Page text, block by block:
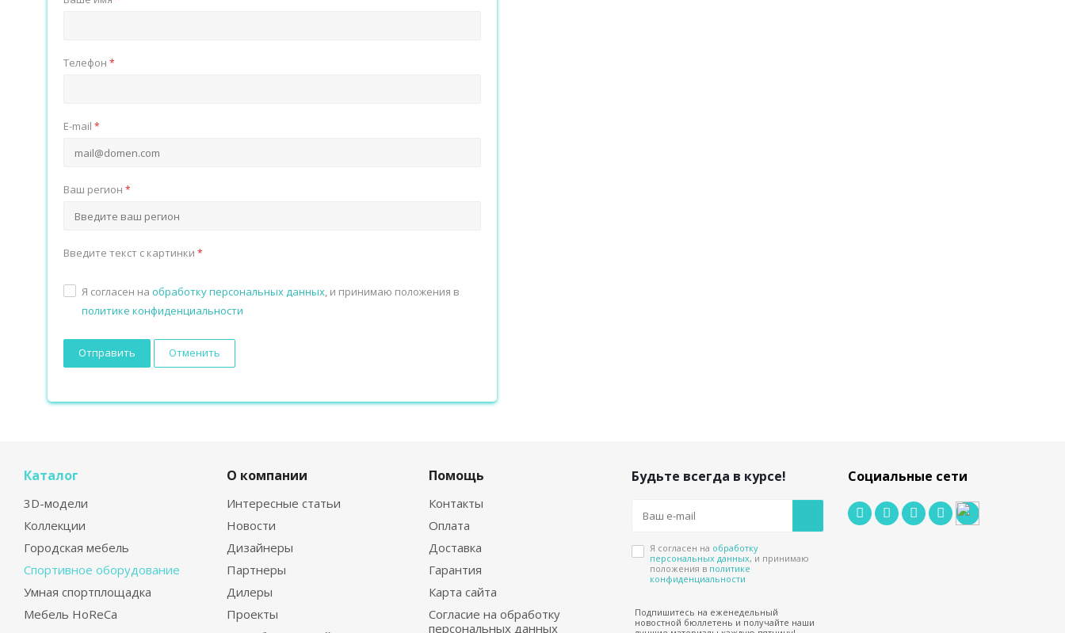
Телефон *
E-mail *
Ваш регион *
Введите текст с картинки *
Я согласен на обработку персональных данных , и принимаю положения в
политике конфиденциальности
Отменить
Каталог
3D-модели
Коллекции
Городская мебель
Спортивное оборудование
Умная спортплощадка
Мебель HoReCa
О компании
Интересные статьи
Новости
Дизайнеры
Партнеры
Дилеры
Проекты
Помощь
Контакты
Оплата
Доставка
Гарантия
Карта сайта
Согласие на обработку
персональных данных
Будьте всегда в курсе!
Я согласен на обработку
персональных данных, и принимаю
положения в политике
конфиденциальности
Подпишитесь на еженедельный
новостной бюллетень и получайте наши
Социальные сети